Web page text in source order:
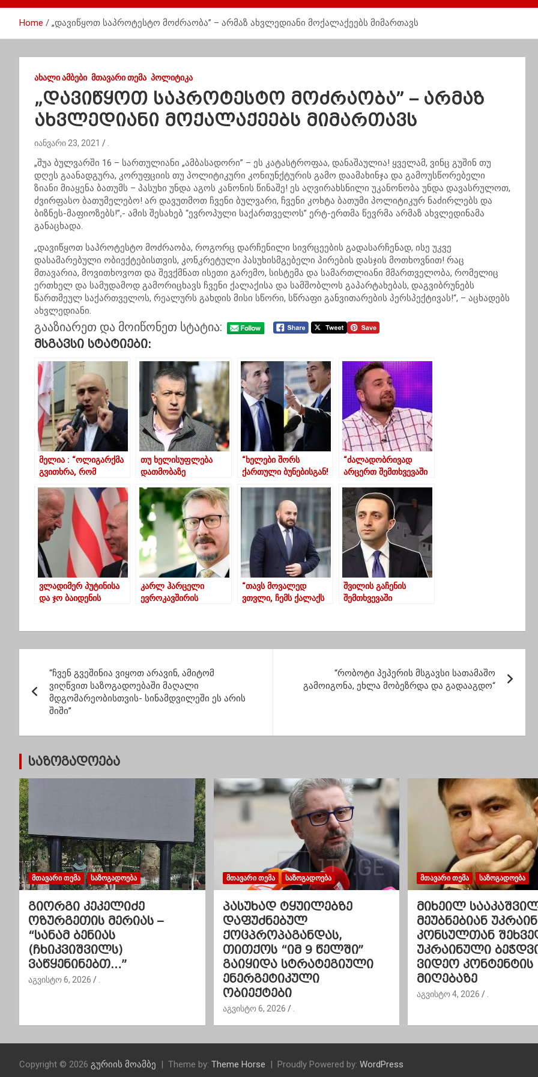
Home „დავიწყოთ საპროტესტო მოძრაობა” – არმაზ ახვლედიანი მოქალაქეებს მიმართავს
ᲐᲮᲐᲚᲘ ᲐᲛᲑᲔᲑᲘ ᲛᲗᲐᲕᲐᲠᲘ ᲗᲔᲛᲐ ᲞᲝᲚᲘᲢᲘᲙᲐ
„დავიწყოთ საპროტესტო მოძრაობა” – არმაზ
ახვლედიანი მოქალაქეებს მიმართავს
იანვარი 23, 2021
„შუა ბულვარში 16 – სართულიანი „ამბასადორი” – ეს კატასტროფაა, დანაშაულია! ყველამ, ვინც გუშინ თუ
დღეს გაანადგურა, კორუფციის თუ პოლიტიკური კონიუნქტურის გამო დაამახინჯა და გამოუსწორებელი
ზიანი მიაყენა ბათუმს – პასუხი უნდა აგოს კანონის წინაშე! ეს აღვირახსნილი უკანონობა უნდა დავასრულოთ,
ძვირფასო ბათუმელებო! არ დავუთმოთ ჩვენი ბულვარი, ჩვენი კოხტა ბათუმი პოლიტიკურ ნაძირლებს და
ბიზნეს-მაფიოზებს!”,- ამის შესახებ “ევროპული საქართველოს” ერტ-ერთმა წევრმა არმაზ ახვლედინამა
განაცხადა.
„დავიწყოთ საპროტესტო მოძრაობა, როგორც დარჩენილი სივრცეების გადასარჩენად, ისე უკვე
დასამარებული ობიექტებისთვის, კონკრეტული პასუხისმგებელი პირების დასჯის მოთხოვნით! რაც
მთავარია, მოვითხოვოთ და შევქმნათ ისეთი გარემო, სისტემა და სამართლიანი მმართველობა, რომელიც
ერთხელ და სამუდამოდ გამორიცხავს ჩვენი ქალაქისა და სამშობლოს გაპარტახებას, დაგვიბრუნებს
წართმეულ საქართველოს, რეალურს გახდის მისი სწორი, სწრაფი განვითარების პერსპექტივას!“, – აცხადებს
ახვლედიანი.
გააზიარეთ და მოიწონეთ სტატია:
Მსგავსი Სტატიები:
მელია : “ოლიგარქმა
გვითხრა, რომ
ჩაატარებს, მაგრამ ეს
ძალადობაზე
გადასული ამაო
მცდელობაა… ”
თუ ხელისუფლება
დათმობაზე
შევცვლით
“ხელები შორს
ქართული ბუნებისგან!
შენდება ივანიშვილის
ინტერესის გარეშე”
“ძალადობრივად
არცერთ შემთხვევაში
პროცესი”
ვლადიმერ პუტინისა
და ჯო ბაიდენის
შვეიცარიაში
კარლ ჰარცელი
ევროკავშირის
ჩავა
“თავს მოვალედ
ვთვლი, ჩემს ქალაქს
შვილის გაჩენის
შემთხვევაში
იყიდით –
ო
ტ
ი
ს
ნ
ა
ვ
ი
გ
ა
ც
ი
“ჩვენ გვეშინია ვიყოთ არავინ, ამიტომ
ვიღწვით საზოგადოებაში მაღალი
მდგომარეობისთვის- სინამდვილეში ეს არის
შიში”
“რობოტი პეპერის მსგავსი სათამაშო
გამოიგონა, ეხლა მობეზრდა და გადააგდო“
საზოგადოება
ᲛᲗᲐᲕᲐᲠᲘ ᲗᲔᲛᲐ ᲡᲐᲖᲝᲒᲐᲓᲝᲔᲑᲐ
გიორგი კეკელიძე
ოზურგეთის მერიას –
“სანამ ბენიას
(ჩხიკვიშვილს)
ვაწყენინებთ…”
აგვისტო 6, 2026
ᲛᲗᲐᲕᲐᲠᲘ ᲗᲔᲛᲐ ᲡᲐᲖᲝᲒᲐᲓᲝᲔᲑᲐ
პასუხად ტყუილებზე
დაფუძნებულ
ქოცპროპაგანდას,
თითქოს “იმ 9 წელში”
გაიყიდა სტრატეგიული
ენერგეტიკული
ობიექტები
აგვისტო 6, 2026
ᲛᲗᲐᲕᲐᲠᲘ ᲗᲔᲛᲐ ᲡᲐᲖᲝᲒᲐᲓᲝᲔᲑᲐ
მიხეილ
მეუბნებიან
კონსულთან
უკრაინული
ვიდეო კონტენტის
მიღებაზე
აგვისტო 4, 2026
Copyright © 2026 გურიის მოამბე Theme by: Theme Horse Proudly Powered by: WordPress